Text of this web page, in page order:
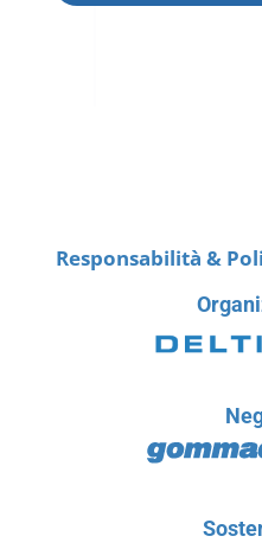
Responsabilità &